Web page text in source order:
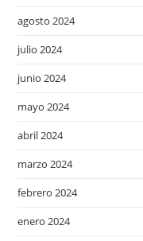
agosto 2024
julio 2024
junio 2024
mayo 2024
abril 2024
marzo 2024
febrero 2024
enero 2024